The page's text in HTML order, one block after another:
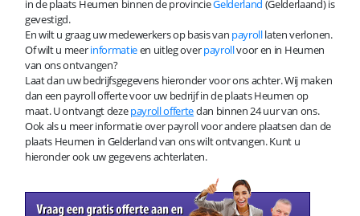
in de plaats Heumen binnen de provincieGelderland (Gelderlaand) is
gevestigd.
En wilt u graag uw medewerkers op basis van payrolllaten verlonen.
Of wilt u meerinformatieen uitleg overpayrollvoor en in Heumen
van ons ontvangen?
Laat dan uw bedrijfsgegevens hieronder voor ons achter. Wij maken
dan een payroll offerte voor uw bedrijf in de plaats Heumen op
maat. U ontvangt dezepayroll offertedan binnen 24 uur van ons.
Ook als u meer informatie over payroll voor andere plaatsen dan de
plaats Heumen in Gelderland van ons wilt ontvangen. Kunt u
hieronder ook uw gegevens achterlaten.